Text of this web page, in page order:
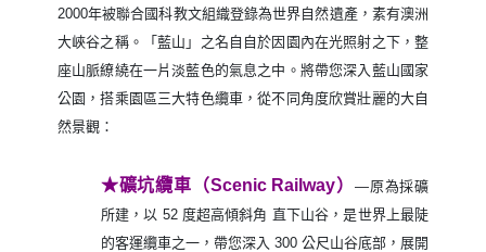
2000年被聯合國科教文組織登錄為世界自然遺產，素有澳洲
大峽谷之稱。「藍山」之名自自於因園內在光照射之下，整
座山脈繚繞在一片淡藍色的氣息之中。將帶您深入藍山國家
公園，搭乘園區三大特色纜車，從不同角度欣賞壯麗的大自
然景觀：
★礦坑纜車（Scenic Railway） ―原為採礦
所建，以 52 度超高傾斜角 直下山谷，是世界上最陡
的客運纜車之一，帶您深入 300 公尺山谷底部，展開